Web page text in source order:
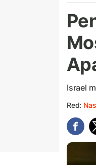
Israel
Red: